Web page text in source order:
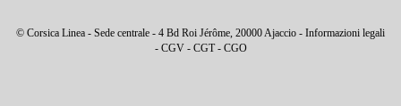
© Corsica Linea - Sede centrale - 4 Bd Roi Jérôme, 20000 Ajaccio - Informazioni legali
- CGV- CGT- CGO